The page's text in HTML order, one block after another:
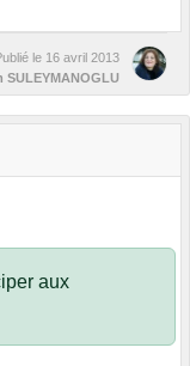
le 16 avril 2013
SULEYMANOGLU
aux